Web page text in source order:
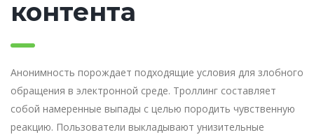
контента
Анонимность порождает подходящие условия для злобного
обращения в электронной среде. Троллинг составляет
собой намеренные выпады с целью породить чувственную
реакцию. Пользователи выкладывают унизительные